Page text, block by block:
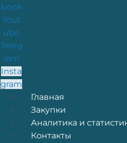
book
Yout
ube
Teleg
ram
Insta
gram
Меню
Главная
Закупки
Аналитика и
Контакты